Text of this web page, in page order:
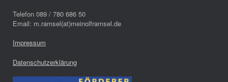
Telefon 089 / 780 686 50
Email: m.ramsel(at)meinolframsel.de
Impressum
Datenschutzerklärung